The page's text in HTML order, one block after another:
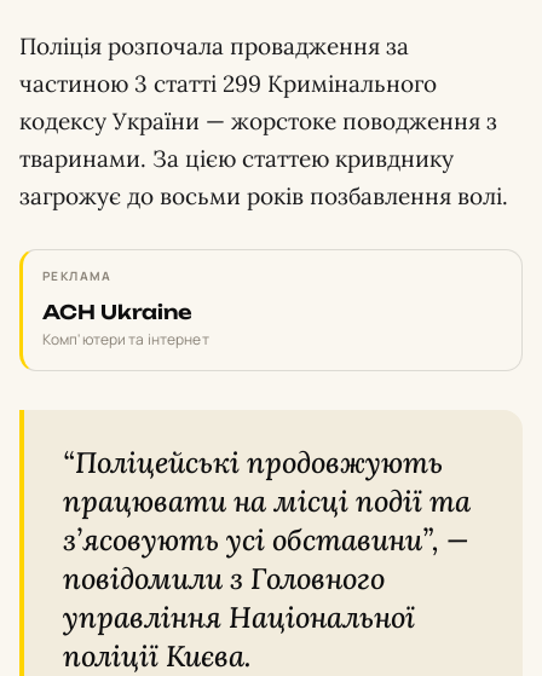
Поліція розпочала провадження за
частиною 3 статті 299 Кримінального
кодексу України — жорстоке поводження з
тваринами. За цією статтею кривднику
загрожує до восьми років позбавлення волі.
РЕКЛАМА
ACH Ukraine
Комп'ютери та інтернет
“Поліцейські продовжують
працювати на місці події та
з’ясовують усі обставини”, —
повідомили з Головного
управління Національної
поліції Києва.